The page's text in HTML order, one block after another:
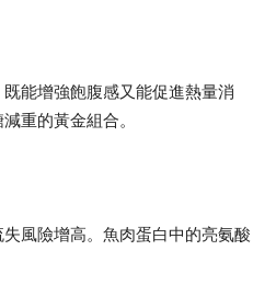
能增強飽腹感又能促進熱量消
重的黃金組合。
風險增高。魚肉蛋白中的亮氨酸